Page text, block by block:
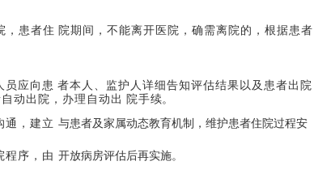
，患者住 院期间，不能离开医院，确需离院的，根据患者
员应向患 者本人、监护人详细告知评估结果以及患者出院
动出院，办理自动出 院手续。
通，建立 与患者及家属动态教育机制，维护患者住院过程安
程序，由 开放病房评估后再实施。